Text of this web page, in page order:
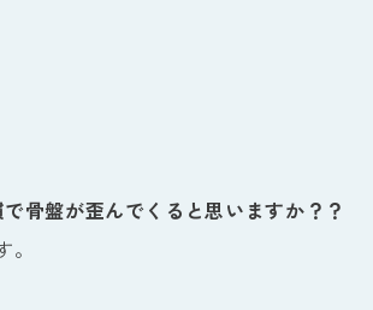
骨盤が歪んでくると思いますか？？